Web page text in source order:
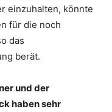
einzuhalten, könnte
für die noch
das
berät.
und der
haben sehr